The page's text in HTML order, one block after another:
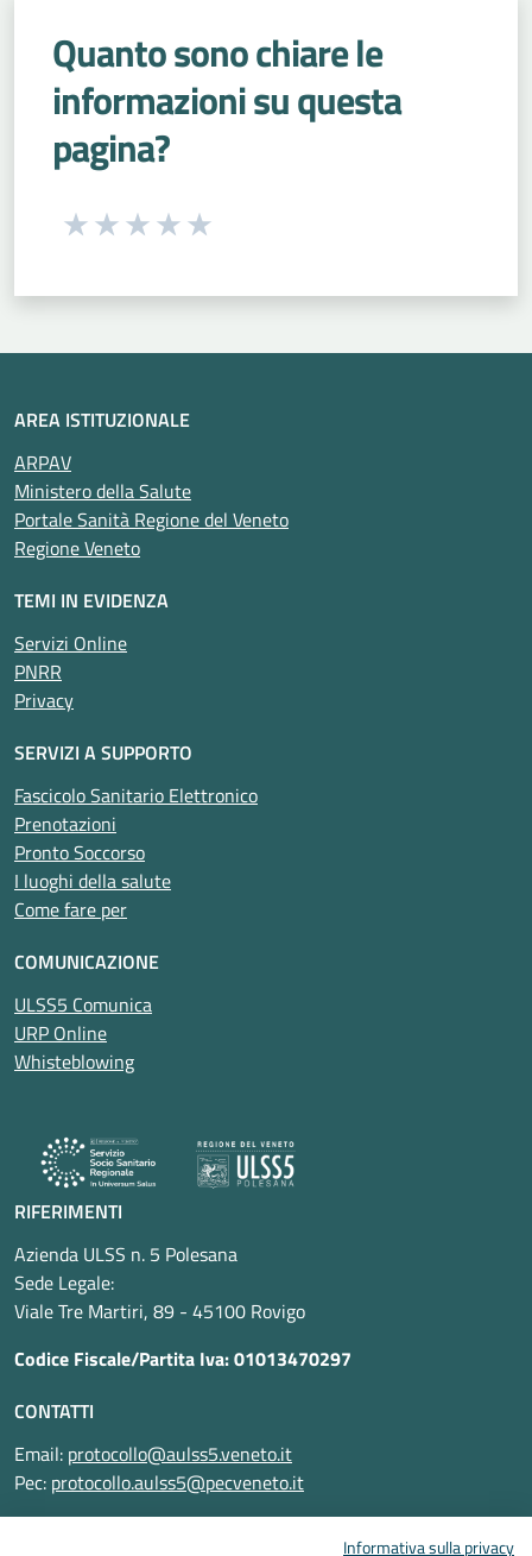
Quanto sono chiare le
informazioni su questa
pagina?
Seleziona una valutazione da 1 a 5 stelle
AREA ISTITUZIONALE
ARPAV
Ministero della Salute
Portale Sanità Regione del Veneto
Regione Veneto
TEMI IN EVIDENZA
Servizi Online
PNRR
Privacy
SERVIZI A SUPPORTO
Fascicolo Sanitario Elettronico
Prenotazioni
Pronto Soccorso
I luoghi della salute
Come fare per
COMUNICAZIONE
ULSS5 Comunica
URP Online
Whisteblowing
RIFERIMENTI
Azienda ULSS n. 5 Polesana
Sede Legale:
Viale Tre Martiri, 89 - 45100 Rovigo
Codice Fiscale/Partita Iva: 01013470297
CONTATTI
Email: protocollo@aulss5.veneto.it
Pec: protocollo.aulss5@pecveneto.it
Informativa sulla privacy